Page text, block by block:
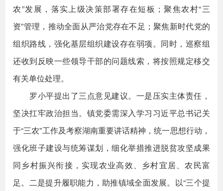
农”发展，落实上级决策部署存在短板；聚焦农村“三
资”管理，推动全面从严治党存在不足；聚焦新时代党的
组织路线，强化基层组织建设存在弱项。同时，巡察组
还收到反映一些领导干部的问题线索，将按照规定移交
有关单位处理。
罗小平提出了三点意见建议。一是压实主体责任，
坚决扛牢政治担当。镇党委需深入学习习近平总书记关
于“三农”工作及考察湖南重要讲话精神，统一思想行动，
强化班子建设与统筹谋划，细化举措推进脱贫攻坚成果
同乡村振兴衔接，实现农业高效、乡村宜居、农民富
足。二是提升履职能力，助推镇域全面发展。以“三个提